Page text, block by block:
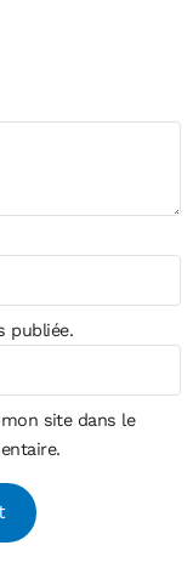
publiée.
site dans le